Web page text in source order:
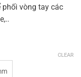
phối vòng tay các
CLEAR